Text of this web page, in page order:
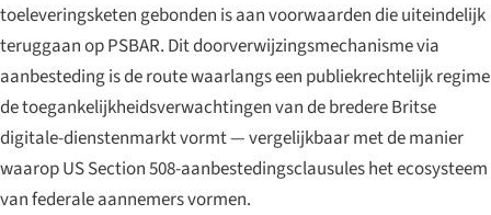
toeleveringsketen gebonden is aan voorwaarden die uiteindelijk
teruggaan op PSBAR. Dit doorverwijzingsmechanisme via
aanbesteding is de route waarlangs een publiekrechtelijk regime
de toegankelijkheidsverwachtingen van de bredere Britse
digitale-dienstenmarkt vormt — vergelijkbaar met de manier
waarop US Section 508-aanbestedingsclausules het ecosysteem
van federale aannemers vormen.